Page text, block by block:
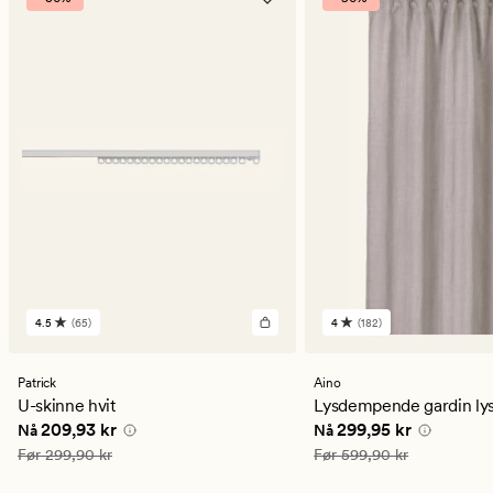
65
en
gjennomsnittlig
vurdering
på
4.5
4.5 (65)
Patrick
U-skinne hvit
Nåværende pris
Nå209,93 kr
Vanlig pris 299,90 kr
Før299,90 kr
182
en
gjennomsnittlig
vurdering
på
4
4 (182)
Aino
Lysdempende gardin
Nåværende pris
Nå299,95 kr
Vanlig pris 599,90 kr
Før599,90 kr